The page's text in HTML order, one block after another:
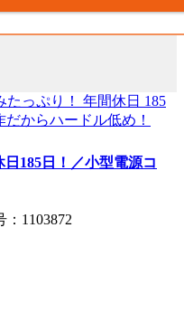
日185日！／小型電源コ
1103872